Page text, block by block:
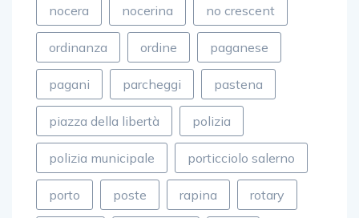
nocera nocerina no crescent
ordinanza ordine paganese
pagani parcheggi pastena
piazza della libertà polizia
polizia municipale porticciolo salerno
porto poste rapina rotary